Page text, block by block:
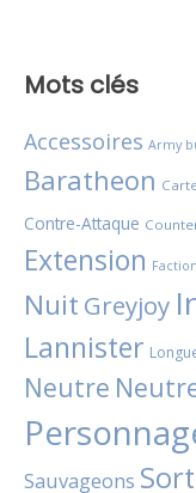
Mots clés
Accessoires Army
Baratheon
Contre-Attaque
Extension Faction
Nuit Greyjoy
Lannister
Neutre
Sauvageons